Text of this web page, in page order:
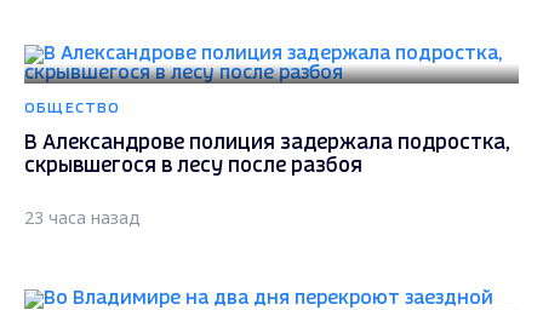
ОБЩЕСТВО
В Александрове полиция задержала подростка,
скрывшегося в лесу после разбоя
23 часа назад